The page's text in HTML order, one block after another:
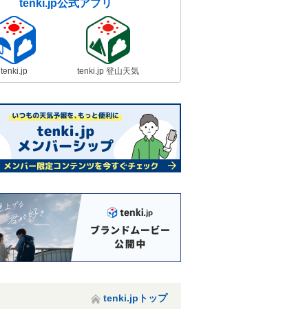
tenki.jp公式アプリ
tenki.jp tenki.jp 登山天気
tenki.jpトップ